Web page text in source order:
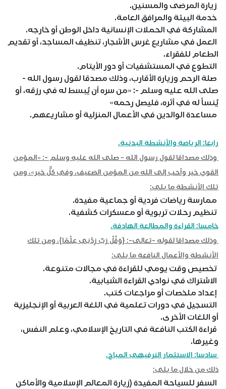
زيارة المرضى والمسنين.
خدمة البيئة والمرافق العامة.
المشاركة في الحملات الإنسانية داخل الوطن أو خارجه.
العمل في مشاريع غرس الأشجار، تنظيف المساجد، أو تقديم
الطعام للفقراء.
التطوع في المستشفيات أو دور الأيتام.
صلة الرحم وزيارة الأقارب، وذلك مصدقا لقول رسول الله -
صلى الله عليه وسلم -: «من سره أن يُبسط له في رزقه، أو
يُنسأ له في أثره، فليصل رحمه»
مساعدة الوالدين في الأعمال المنزلية أو مشاريعهم.
رابعا: الرياضة والأنشطة البدنية.
وذلك مصداقا لقول رسول الله - صلى الله عليه وسلم -: «المؤمن
القوي خير وأحب إلى الله من المؤمن الضعيف، وفي كلٍّ خير»، ومن
تلك الأنشطة ما يلي:
ممارسة رياضات فردية أو جماعية مفيدة.
تنظيم رحلات تربوية أو معسكرات كشفية.
خامسا: القراءة والمطالعة الهادفة.
وذلك مصداقا لقوله -تعالى-: {وَقُلْ رَبِّ زِدْنِي عِلْمًا}، ومن تلك
الأنشطة والأعمال النافعة ما يلي:
تخصيص وقت يومي للقراءة في مجالات متنوعة.
الاشتراك في نوادي القراءة الشبابية.
إعداد ملخصات أو مراجعات كتب.
التسجيل في دورات تعلمية في اللغة العربية أو الإنجليزية
أو اللغات الأخرى.
قراءة الكتب النافعة في التاريخ الإسلامي، وعلم النفس،
وغيرها.
سادسا: الاستثمار الترفيهي المباح.
ذلك من خلال ما يلي:
السفر للسياحة المفيدة (زيارة المعالم الإسلامية والأماكن